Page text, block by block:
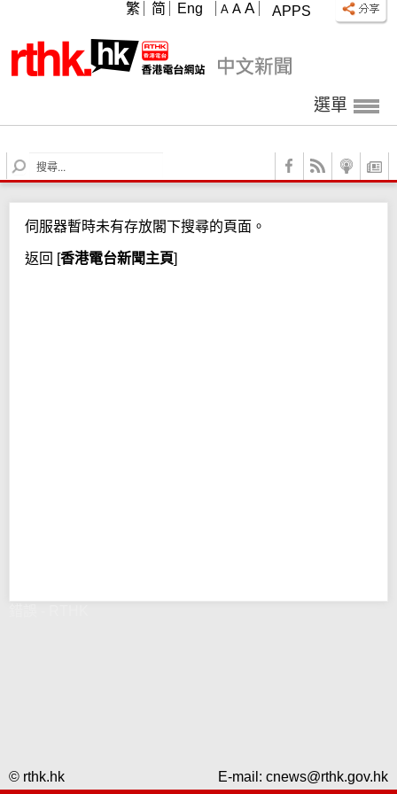
APPS
A A A
繁 简 Eng
選單
S
e
c
h
伺服器暫時未有存放閣下搜尋的頁面。
返回 [香港電台新聞主頁]
© rthk.hk E-mail: cnews@rthk.gov.hk